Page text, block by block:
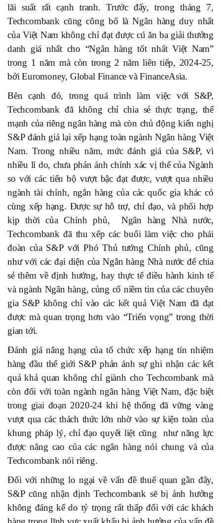
lãi suất rất cạnh tranh. Trước đấy, trong tháng 7,
Techcombank cũng công bố là Ngân hàng duy nhất
của Việt Nam không chỉ đạt được cú ăn ba giải thưởng
danh giá nhất cho “Ngân hàng tốt nhất Việt Nam”
trong 1 năm mà còn trong 2 năm liên tiếp, 2024-25,
bởi Euromoney, Global Finance và FinanceAsia.
Bên cạnh đó, trong quá trình làm việc với S&P,
Techcombank đã không chỉ chia sẻ thực trạng, thế
mạnh của riêng ngân hàng mà còn chủ động kiến nghị
S&P đánh giá lại xếp hạng toàn ngành Ngân hàng Việt
Nam. Trong nhiều năm, mức đánh giá của S&P, vì
nhiều lí do, chưa phản ánh chính xác vị thế của Ngành
so với các tiến bộ vượt bậc đạt được, vượt qua nhiều
ngành tài chính, ngân hàng của các quốc gia khác có
cùng xếp hạng. Được sự hỗ trợ, chỉ đạo, và phối hợp
kịp thời của Chính phủ, Ngân hàng Nhà nước,
Techcombank đã thu xếp các buổi làm việc cho phái
đoàn của S&P với Phó Thủ tướng Chính phủ, cũng
như với các đại diện của Ngân hàng Nhà nước để chia
sẻ thêm về định hướng, hay thực tế điều hành kinh tế
và ngành Ngân hàng, củng cố niềm tin của các chuyên
gia S&P không chỉ vào các kết quả Việt Nam đã đạt
được mà quan trọng hơn vào “Triển vọng” trong thời
gian tới.
Đánh giá nâng hạng của tổ chức xếp hạng tín nhiệm
hàng đầu thế giới S&P phản ánh sự ghi nhận các kết
quả khả quan không chỉ giành cho Techcombank mà
còn đối với toàn ngành ngân hàng Việt Nam, đặc biệt
trong giai đoạn 2020-24 khi hệ thống đã vững vàng
vượt qua các thách thức lớn nhờ vào sự kiện toàn của
khung pháp lý, chỉ đạo quyết liệt cũng như năng lực
được nâng cao của các ngân hàng nói chung và của
Techcombank nói riêng.
Đối với những lo ngại về vấn đề thuế quan gần đây,
S&P cũng nhận định Techcombank sẽ bị ảnh hưởng
không đáng kể do tỷ trọng rất thấp đối với các khách